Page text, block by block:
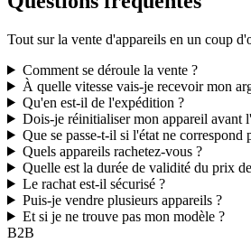
Tout sur la vente d'appareils en un coup
Comment se déroule la vente ?
À quelle vitesse vais-je recevoir mon
Qu'en est-il de l'expédition ?
Dois-je réinitialiser mon appareil avant
Que se passe-t-il si l'état ne correspond
Quels appareils rachetez-vous ?
Quelle est la durée de validité du prix
Le rachat est-il sécurisé ?
Puis-je vendre plusieurs appareils ?
Et si je ne trouve pas mon modèle ?
B2B